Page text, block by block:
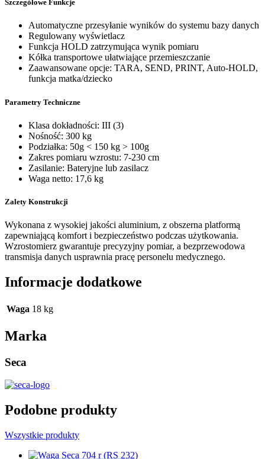
Szczegółowe Funkcje
Automatyczne przesyłanie wyników do systemu bazy danych
Regulowany wyświetlacz
Funkcja HOLD zatrzymująca wynik pomiaru
Kółka transportowe ułatwiające przemieszczanie
Zaawansowane opcje: TARA, SEND, PRINT, Auto-HOLD,
funkcja matka/dziecko
Parametry Techniczne
Klasa dokładności: III (3)
Nośność: 300 kg
Podziałka: 50g < 150 kg > 100g
Zakres pomiaru wzrostu: 7-230 cm
Zasilanie: Bateryjne lub zasilacz
Waga netto: 17,6 kg
Zalety Konstrukcji
Wykonana z wysokiej jakości aluminium, z obszerna platformą
zapewniającą komfort i bezpieczeństwo podczas użytkowania.
Wzrostomierz gwarantuje precyzyjny pomiar, a bezprzewodowa
transmisja danych usprawnia pracę personelu medycznego.
Informacje dodatkowe
Waga 18 kg
Marka
Seca
Podobne produkty
Wszystkie produkty